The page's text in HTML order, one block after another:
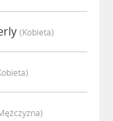
(kobieta)